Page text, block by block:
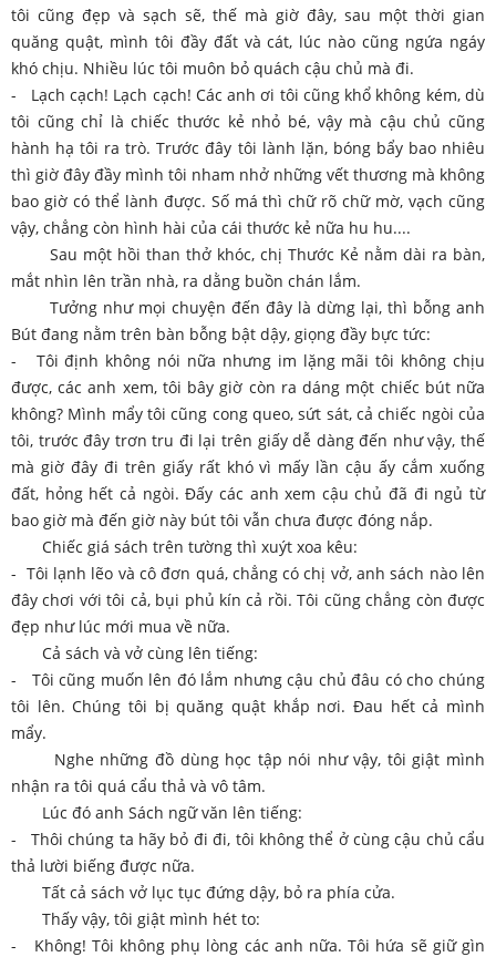
tôi cũng đẹp và sạch sẽ, thế mà giờ đây, sau một thời gian
quăng quật, mình tôi đầy đất và cát, lúc nào cũng ngứa ngáy
khó chịu. Nhiều lúc tôi muôn bỏ quách cậu chủ mà đi.
- Lạch cạch! Lạch cạch! Các anh ơi tôi cũng khổ không kém, dù
tôi cũng chỉ là chiếc thước kẻ nhỏ bé, vậy mà cậu chủ cũng
hành hạ tôi ra trò. Trước đây tôi lành lặn, bóng bẩy bao nhiêu
thì giờ đây đầy mình tôi nham nhở những vết thương mà không
bao giờ có thể lành được. Số má thì chữ rõ chữ mờ, vạch cũng
vậy, chẳng còn hình hài của cái thước kẻ nữa hu hu....
Sau một hồi than thở khóc, chị Thước Kẻ nằm dài ra bàn,
mắt nhìn lên trần nhà, ra dằng buồn chán lắm.
Tưởng như mọi chuyện đến đây là dừng lại, thì bỗng anh
Bút đang nằm trên bàn bỗng bật dậy, giọng đầy bực tức:
- Tôi định không nói nữa nhưng im lặng mãi tôi không chịu
được, các anh xem, tôi bây giờ còn ra dáng một chiếc bút nữa
không? Mình mẩy tôi cũng cong queo, sứt sát, cả chiếc ngòi của
tôi, trước đây trơn tru đi lại trên giấy dễ dàng đến như vậy, thế
mà giờ đây đi trên giấy rất khó vì mấy lần cậu ấy cắm xuống
đất, hỏng hết cả ngòi. Đấy các anh xem cậu chủ đã đi ngủ từ
bao giờ mà đến giờ này bút tôi vẫn chưa được đóng nắp.
Chiếc giá sách trên tường thì xuýt xoa kêu:
- Tôi lạnh lẽo và cô đơn quá, chẳng có chị vở, anh sách nào lên
đây chơi với tôi cả, bụi phủ kín cả rồi. Tôi cũng chẳng còn được
đẹp như lúc mới mua về nữa.
Cả sách và vở cùng lên tiếng:
- Tôi cũng muốn lên đó lắm nhưng cậu chủ đâu có cho chúng
tôi lên. Chúng tôi bị quăng quật khắp nơi. Đau hết cả mình
mẩy.
Nghe những đồ dùng học tập nói như vậy, tôi giật mình
nhận ra tôi quá cẩu thả và vô tâm.
Lúc đó anh Sách ngữ văn lên tiếng:
- Thôi chúng ta hãy bỏ đi đi, tôi không thể ở cùng cậu chủ cẩu
thả lười biếng được nữa.
Tất cả sách vở lục tục đứng dậy, bỏ ra phía cửa.
Thấy vậy, tôi giật mình hét to:
- Không! Tôi không phụ lòng các anh nữa. Tôi hứa sẽ giữ gìn